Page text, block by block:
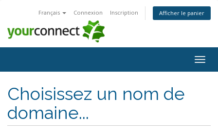
Français Connexion Inscription Afficher le panier
la
Choisissez un nom de
domaine...